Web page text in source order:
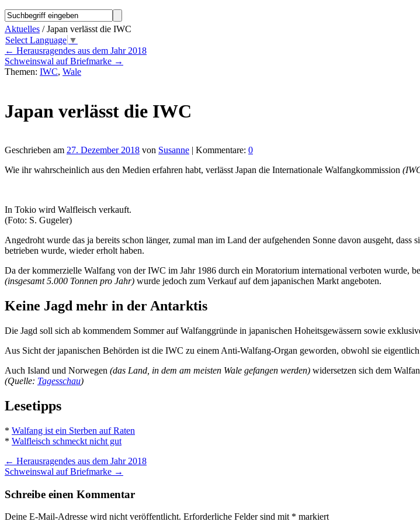
Aktuelles / Japan verlässt die IWC
Select Language ▼
← Herausragendes aus dem Jahr 2018
Schweinswal auf Briefmarke →
Themen: IWC, Wale
Japan verlässt die IWC
Geschrieben am 27. Dezember 2018 von Susanne | Kommentare: 0
Wie ihr wahrscheinlich aus den Medien erfahren habt, verlässt Japan die Internationale Walfangkommission
In Tokio wird Walfleisch verkauft.
(Foto: S. Gugeler)
Angedroht wurde das ja bereits schon länger, zumal man im Land der aufgehenden Sonne davon ausgeht,
betrieben wurde, wieder erholt haben.
Da der kommerzielle Walfang von der IWC im Jahr 1986 durch ein Moratorium international verboten wurde,
(insgesamt 5.000 Tonnen pro Jahr) wurde jedoch zum Verkauf auf dem japanischen Markt angeboten.
Keine Jagd mehr in der Antarktis
Die Jagd soll sich ab kommendem Sommer auf Walfanggründe in japanischen Hoheitsgewässern sowie
Aus Sicht der japanischen Behörden ist die IWC zu einem Anti-Walfang-Organ geworden, obwohl sie
Auch Island und Norwegen (das Land, in dem am meisten Wale gefangen werden) widersetzen sich dem
(Quelle: Tagesschau)
Lesetipps
* Walfang ist ein Sterben auf Raten
* Walfleisch schmeckt nicht gut
← Herausragendes aus dem Jahr 2018
Schweinswal auf Briefmarke →
Schreibe einen Kommentar
Deine E-Mail-Adresse wird nicht veröffentlicht. Erforderliche Felder sind mit * markiert